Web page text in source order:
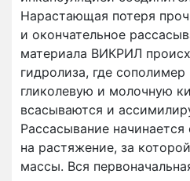
Нарастающая потеря
и окончательное
материала ВИКРИЛ
гидролиза, где сополимер
гликолевую и молочную
всасываются и
Рассасывание
на растяжение, за
массы. Вся